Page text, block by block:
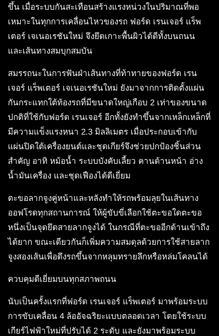
ขึ้น เมื่อระบบกันสะเทือนสร้างแรงหน่วงในปริมาณที่พอ
เหมาะในทุกการเคลื่อนไหวของรถ ฟอร์ด เรนเจอร์ แร็พ
เตอร์ เจเนอเรชันใหม่ จึงยึดเกาะพื้นผิวได้ดีทั้งบนถนน
และเส้นทางสมบุกสมบัน
สมรรถนะในการฟันฝ่าเส้นทางที่ท้าทายของฟอร์ด เรน
เจอร์ แร็พเตอร์ เจเนอเรชันใหม่ ยังมาจากการติดตั้งแผ่น
กันกระแทกใต้ท้องรถที่มีขนาดใหญ่เกือบ 2 เท่าของขนาด
ปกติที่ใช้กับฟอร์ด เรนเจอร์ อีกทั้งยังทำขึ้นจากเหล็กเหล็กที่
มีความแข็งแรงหนา 2.3 มิลลิเมตร เมื่อประกอบเข้ากับ
แผ่นปิดใต้เครื่องยนต์และชุดเกียร์จึงช่วยปกป้องชิ้นส่วน
สำคัญ อาทิ หม้อน้ำ ระบบบังคับเลี้ยว คานด้านหน้า อ่าง
น้ำมันเครื่อง และชุดเฟืองได้ดีเยี่ยม
ตะขอลากจูงคู่หน้าและหลังทำให้รถพร้อมลุยในเส้นทาง
ออฟโรดทุกสถานการณ์ ให้ผู้ขับขี่เลือกใช้ตะขอใดตะขอ
หนึ่งเป็นจุดยึดสายลากจูงได้ ในกรณีที่ตะขออีกด้านเข้าถึง
ได้ยาก ขณะเดียวกันก็เพิ่มความสมดุลด้วยการใช้สายลาก
จูงสองเส้นเพื่อดึงรถขึ้นจากหลุมทรายลึกหรือหล่มโคลนได้
ควบคุมดีเยี่ยมบนทุกสภาพถนน
นับเป็นครั้งแรกที่ฟอร์ด เรนเจอร์ แร็พเตอร์ มาพร้อมระบบ
การขับเคลื่อน 4 ล้ออัจฉริยะแบบตลอดเวลา โดยใช้ระบบ
เกียร์ไฟฟ้าใหม่ที่ปรับได้ 2 ระดับ และยังมาพร้อมระบบ